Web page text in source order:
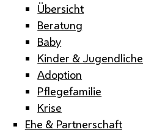
Übersicht
Beratung
Baby
Kinder & Jugendliche
Adoption
Pflegefamilie
Krise
Ehe & Partnerschaft